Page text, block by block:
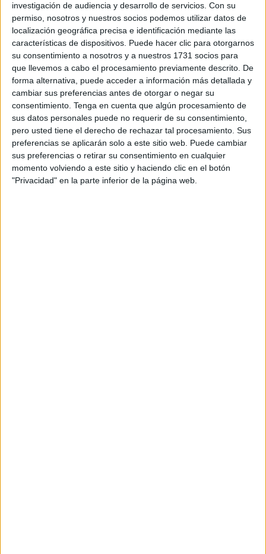
investigación de audiencia y desarrollo de servicios. Con su
permiso, nosotros y nuestros socios podemos utilizar datos de
localización geográfica precisa e identificación mediante las
características de dispositivos. Puede hacer clic para otorgarnos
su consentimiento a nosotros y a nuestros 1731 socios para
que llevemos a cabo el procesamiento previamente descrito. De
forma alternativa, puede acceder a información más detallada y
cambiar sus preferencias antes de otorgar o negar su
consentimiento. Tenga en cuenta que algún procesamiento de
sus datos personales puede no requerir de su consentimiento,
pero usted tiene el derecho de rechazar tal procesamiento. Sus
preferencias se aplicarán solo a este sitio web. Puede cambiar
sus preferencias o retirar su consentimiento en cualquier
momento volviendo a este sitio y haciendo clic en el botón
"Privacidad" en la parte inferior de la página web.
Unidad deMúsicay una Sección de la Compañía de
Transmisiones del Batallón de Cuartel General de Ceuta.
El acto ha sido presidido por el comandante general,
Marcos Llago Navarro. La bandera ha sido arriada por un
cabo del Batallón de Cuartel General acompañado por tres
alumnos de laEscuela de DanzaRosa Founaud.
Tras el arriado ha tenido lugar el toque de oración, un acto
cuyo origen se remonta a 1503 cuando se produjo la
batalla de Ceriñola en la que se enfrentaron las tropas
españolas y francesas. Se produjeron más de 4.000
muertos en la parte francesa y 100 en la española.